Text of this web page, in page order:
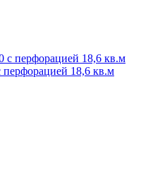
перфорацией 18,6 кв.м